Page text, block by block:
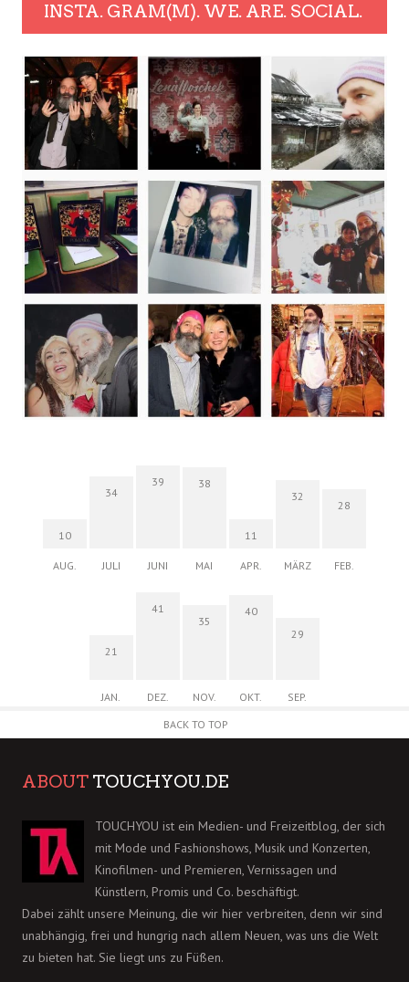
INSTA. GRAM(M). WE. ARE. SOCIAL.
10
AUG.
34
JULI
39
JUNI
38
MAI
11
APR.
32
MÄRZ
28
FEB.
21
JAN.
41
DEZ.
35
NOV.
40
OKT.
29
SEP.
BACK TO TOP
ABOUT TOUCHYOU.DE
TOUCHYOU ist ein Medien- und Freizeitblog, der sich
mit Mode und Fashionshows, Musik und Konzerten,
Kinofilmen- und Premieren, Vernissagen und
Künstlern, Promis und Co. beschäftigt.
Dabei zählt unsere Meinung, die wir hier verbreiten, denn wir sind
unabhängig, frei und hungrig nach allem Neuen, was uns die Welt
zu bieten hat. Sie liegt uns zu Füßen.